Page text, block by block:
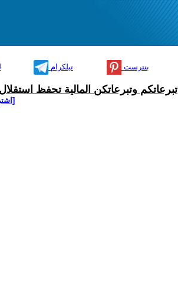
تيلكرام بنترست
تبرعاتكم وتبرعاتكن المالية تحفظ